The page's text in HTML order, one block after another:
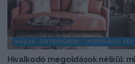
HÁZAK, ENTERIŐRÖK - INSPIRÁCIÓ
Hivalkodó megoldások nélkül: